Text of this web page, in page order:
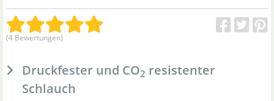
(4 Bewertungen)
Druckfester und CO2 resistenter
Schlauch